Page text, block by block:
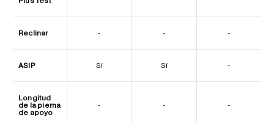
Reclinar - - -
ASIP Sí Sí -
Longitud
de la pierna
de apoyo
- - -